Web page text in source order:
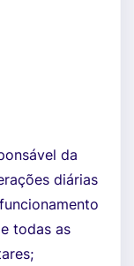
da
diárias
todas as